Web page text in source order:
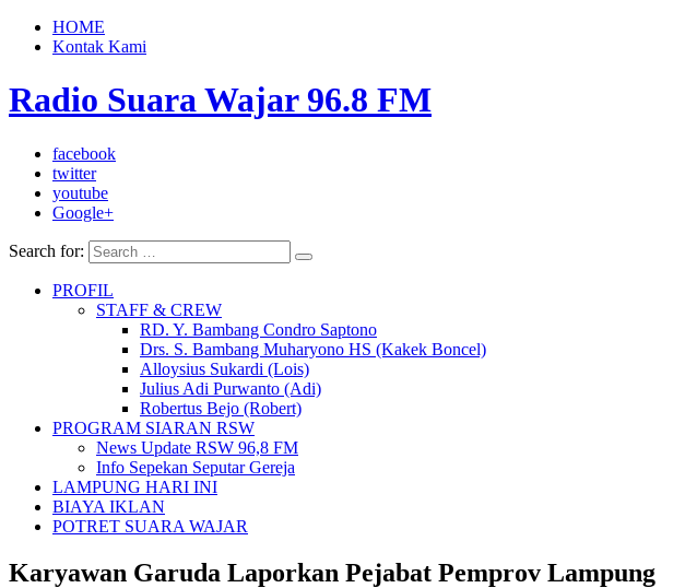
HOME
Kontak Kami
Radio Suara Wajar 96.8 FM
facebook
twitter
youtube
Google+
Search for:
PROFIL
STAFF & CREW
RD. Y. Bambang Condro Saptono
Drs. S. Bambang Muharyono HS (Kakek Boncel)
Alloysius Sukardi (Lois)
Julius Adi Purwanto (Adi)
Robertus Bejo (Robert)
PROGRAM SIARAN RSW
News Update RSW 96,8 FM
Info Sepekan Seputar Gereja
LAMPUNG HARI INI
BIAYA IKLAN
POTRET SUARA WAJAR
Karyawan Garuda Laporkan Pejabat Pemprov Lampung